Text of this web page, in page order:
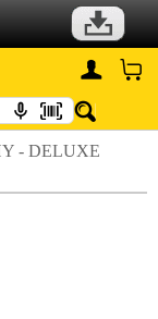
- DELUXE